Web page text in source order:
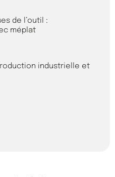
de l’outil :
méplat
industrielle et